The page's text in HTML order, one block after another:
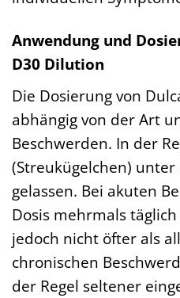
Anwendung und
D30 Dilution
Die Dosierung von
abhängig von der Art
Beschwerden. In der
(Streukügelchen)
gelassen. Bei akuten
Dosis mehrmals
jedoch nicht öfter als
chronischen
der Regel seltener